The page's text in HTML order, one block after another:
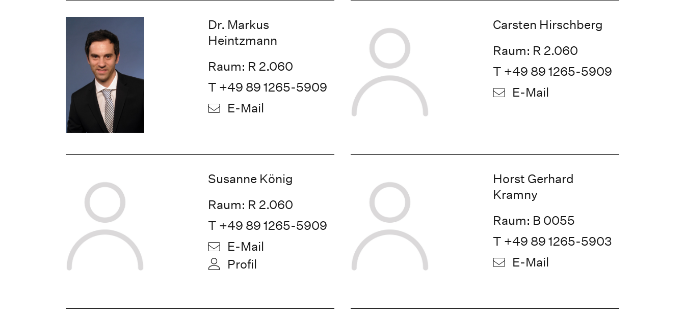
Dr. Markus
Heintzmann
Raum: R 2.060
T +49 89 1265-5909
E-Mail
Carsten Hirschberg
Raum: R 2.060
T +49 89 1265-5909
E-Mail
Susanne König
Raum: R 2.060
T +49 89 1265-5909
E-Mail
Profil
Horst Gerhard
Kramny
Raum: B 0055
T +49 89 1265-5903
E-Mail